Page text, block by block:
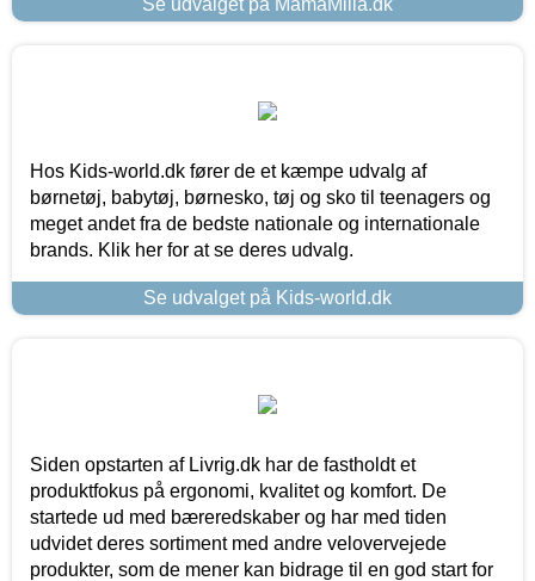
Hos Kids-world.dk fører de et kæmpe udvalg af
børnetøj, babytøj, børnesko, tøj og sko til teenagers og
meget andet fra de bedste nationale og internationale
brands. Klik her for at se deres udvalg.
Se udvalget på Kids-world.dk
Siden opstarten af Livrig.dk har de fastholdt et
produktfokus på ergonomi, kvalitet og komfort. De
startede ud med bæreredskaber og har med tiden
udvidet deres sortiment med andre velovervejede
produkter, som de mener kan bidrage til en god start for